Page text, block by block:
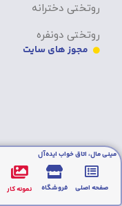
روتختی دخترانه
روتختی دونفره
مجوز های سایت
مینی مال، اتاق خواب ایده‌آل
صفحه اصلی فروشگاه نمونه کار